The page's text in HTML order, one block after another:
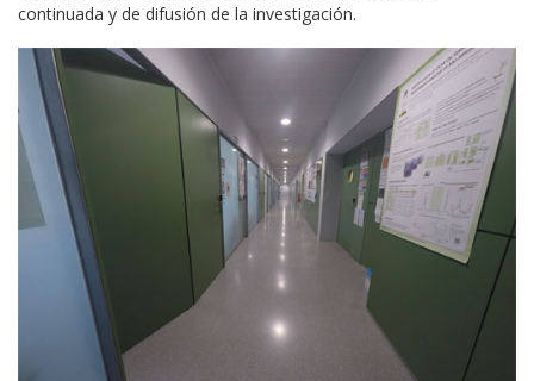
continuada y de difusión de la investigación.